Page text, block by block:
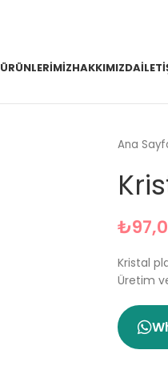
ÜRÜNLERIMIZHAKKIMIZDA
Ana
₺
Kristal
Üretim